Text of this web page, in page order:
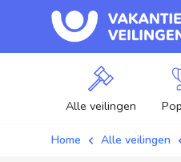
Alle veilingen
Home Alle veilingen